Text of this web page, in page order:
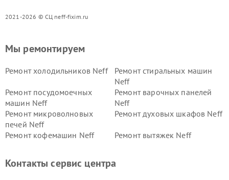
2021-2026 © СЦ neff-fixim.ru
Мы ремонтируем
Ремонт холодильников Neff
Ремонт стиральных машин
Neff
Ремонт посудомоечных
машин Neff
Ремонт варочных панелей
Neff
Ремонт микроволновых
печей Neff
Ремонт духовых шкафов Neff
Ремонт кофемашин Neff Ремонт вытяжек Neff
Контакты сервис центра